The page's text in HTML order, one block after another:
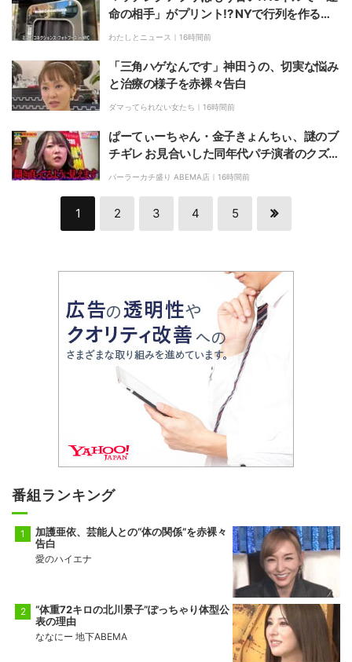
命の相手」がプリント!? NYで行列を作る謎
のボックス「ミスト・コネクションズ」… 約
わたしとニュース｜ 16時間前
「三角ハゲなんです」神田うの、切実な悩み
と治療の様子を赤裸々告白
ダマってられない女たち｜ 16時間前
ぱーてぃーちゃん・金子きょんちぃ、謎のブ
チギレ お見合いした同年代パチ演者のクズっ
ぷりに激怒「お寺に行った方がいい」
パーラーカチ盛り ABEMA店｜ 16時間前
1 2 3 4 5
番組ランキング
加護亜依、芸能人との“体の関係”を赤裸々
告白
愛のハイエナ
“体重72キロの北川景子”ぽっちゃり体型公
表の理由
ななにー 地下ABEMA